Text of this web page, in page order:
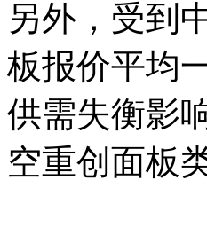
另外，受到
板报价平均
供需失衡影
空重创面板